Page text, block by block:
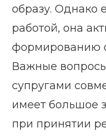
образу. Однако
работой, она
формированию
Важные
супругами
имеет большое
при принятии